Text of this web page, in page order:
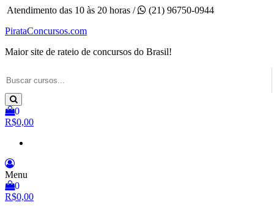
Pular
o
Atendimento das 10 às 20 horas /
(21) 96750-0944
PirataConcursos.com
Maior site de rateio de concursos do Brasil!
0
R$0,00
Menu
0
R$0,00